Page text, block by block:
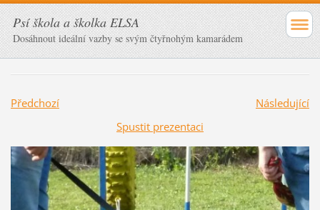
Psí škola a školka ELSA
Dosáhnout ideální vazby se svým čtyřnohým kamarádem
Předchozí
Následující
Spustit prezentaci